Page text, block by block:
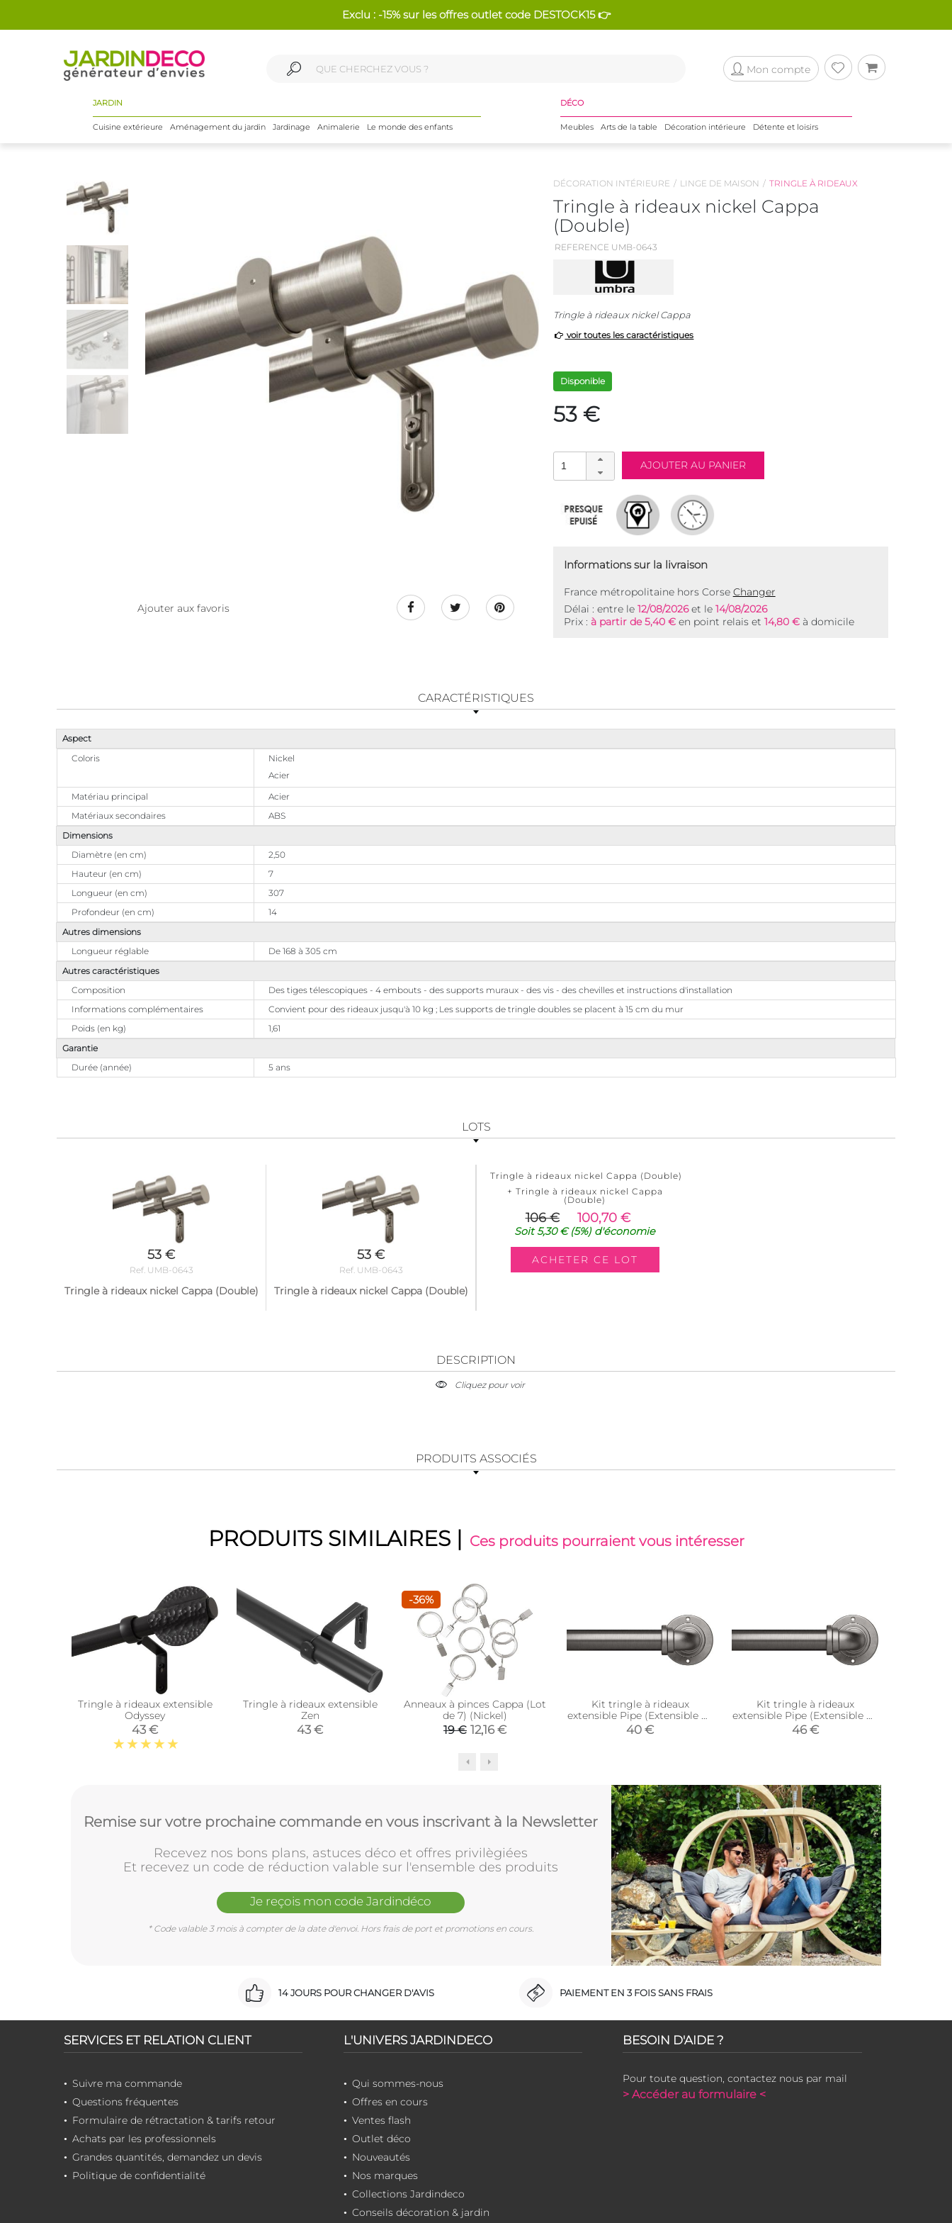
Exclu : -15% sur les offres outlet code DESTOCK15 👉
Mon compte
JARDIN
Cuisine extérieure Aménagement du jardin Jardinage Animalerie Le monde des enfants
DÉCO
Meubles Arts de la table Décoration intérieure Détente et loisirs
Ajouter aux favoris
DÉCORATION INTÉRIEURE LINGE DE MAISON TRINGLE À RIDEAUX
Tringle à rideaux nickel Cappa
(Double)
REFERENCE UMB-0643
Tringle à rideaux nickel Cappa
voir toutes les caractéristiques
Disponible
53 €
Informations sur la livraison
France métropolitaine hors Corse Changer
Délai : entre le 12/08/2026et le 14/08/2026
Prix : à partir de 5,40 € en point relais et 14,80 €à domicile
CARACTÉRISTIQUES
Aspect
Coloris
Nickel
Acier
Matériau principal
Acier
Matériaux secondaires
ABS
Dimensions
Diamètre (en cm)
2,50
Hauteur (en cm)
7
Longueur (en cm)
307
Profondeur (en cm)
14
Autres dimensions
Longueur réglable
De 168 à 305 cm
Autres caractéristiques
Composition
Des tiges télescopiques - 4 embouts - des supports muraux - des vis - des chevilles et instructions d'installation
Informations complémentaires
Convient pour des rideaux jusqu'à 10 kg ; Les supports de tringle doubles se placent à 15 cm du mur
Poids (en kg)
1,61
Garantie
Durée (année)
5 ans
LOTS
53 €
Ref. UMB-0643
Tringle à rideaux nickel Cappa (Double)
53 €
Ref. UMB-0643
Tringle à rideaux nickel Cappa (Double)
Tringle à rideaux nickel Cappa (Double)
+ Tringle à rideaux nickel Cappa
(Double)
106 € 100,70 €
Soit5,30 €(5%) d'économie
DESCRIPTION
Cliquez pour voir
PRODUITS ASSOCIÉS
PRODUITS SIMILAIRES | Ces produits pourraient vous intéresser
Tringle à rideaux extensible
Odyssey
43 €
Tringle à rideaux extensible
Zen
43 €
-36%
Anneaux à pinces Cappa (Lot
de 7) (Nickel)
19 € 12,16 €
Kit tringle à rideaux
extensible Pipe (Extensible de
91 à 168 cm)
40 €
Kit tringle à rideaux
extensible Pipe (Extensible de
168 à 305 cm)
46 €
Remise sur votre prochaine commande en vous inscrivant à la Newsletter
Recevez nos bons plans, astuces déco et offres privilègiées
Et recevez un code de réduction valable sur l'ensemble des produits
Je reçois mon code Jardindéco
* Code valable 3 mois à compter de la date d'envoi. Hors frais de port et promotions en cours.
14 JOURS POUR CHANGER D'AVIS PAIEMENT EN 3 FOIS SANS FRAIS
SERVICES ET RELATION CLIENT
Suivre ma commande
Questions fréquentes
Formulaire de rétractation & tarifs retour
Achats par les professionnels
Grandes quantités, demandez un devis
Politique de confidentialité
L'UNIVERS JARDINDECO
Qui sommes-nous
Offres en cours
Ventes flash
Outlet déco
Nouveautés
Nos marques
Collections Jardindeco
Conseils décoration & jardin
BESOIN D'AIDE ?
Pour toute question, contactez nous par mail
> Accéder au formulaire <